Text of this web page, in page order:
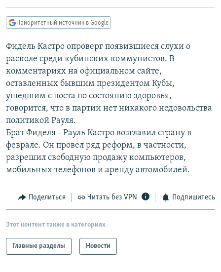
главной
навигации
Вернутся
поиску
IDEL.РЕАЛИИ
КАВКАЗ.РЕАЛИИ
СЕВЕР.РЕАЛИИ
СИБИРЬ.РЕАЛИИ
РАСПИСАНИЕ ВЕЩАНИЯ
ПОДПИШИТЕСЬ НА РАССЫЛКУ
СОЦИАЛЬНЫЕ СЕТИ
Все сайты РСЕ/РС
Приоритетный источник в Google
Фидель Кастро опроверг появившиеся слухи о
расколе среди кубинских коммунистов. В
комментариях на официальном сайте,
оставленных бывшим президентом Кубы,
ушедшим с поста по состоянию здоровья,
говорится, что в партии нет никакого недовольства
политикой Рауля.
Брат Фиделя - Рауль Кастро возглавил страну в
феврале. Он провел ряд реформ, в частности,
разрешил свободную продажу компьютеров,
мобильных телефонов и аренду автомобилей.
Поделиться Читать без VPN Подпишитесь
Этот контент также в категориях
Главные разделы Новости